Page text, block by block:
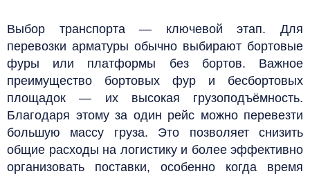
Выбор транспорта — ключевой этап. Для
перевозки арматуры обычно выбирают бортовые
фуры или платформы без бортов. Важное
преимущество бортовых фур и бесбортовых
площадок — их высокая грузоподъёмность.
Благодаря этому за один рейс можно перевезти
большую массу груза. Это позволяет снизить
общие расходы на логистику и более эффективно
организовать поставки, особенно когда время